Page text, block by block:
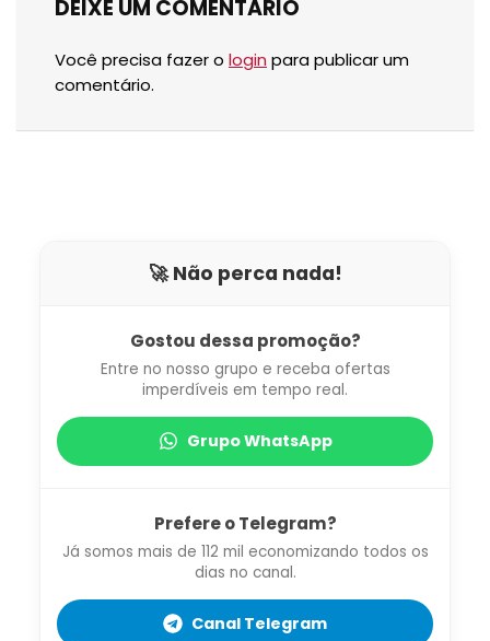
DEIXE UM COMENTARIO
Você precisa fazer o login para publicar um
comentário.
🚀 Não perca nada!
Gostou dessa promoção?
Entre no nosso grupo e receba ofertas
imperdíveis em tempo real.
Grupo WhatsApp
Prefere o Telegram?
Já somos mais de 112 mil economizando todos os
dias no canal.
Canal Telegram